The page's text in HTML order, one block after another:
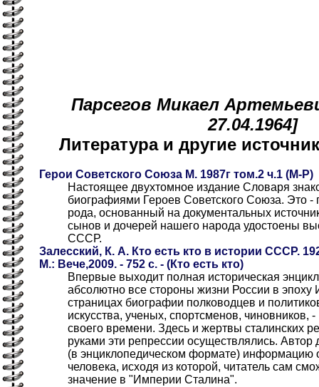
Парсегов Микаел
27.04.1964]
Литература и другие
Герои Советского Союза М. 1987г том.2 ч.1 (М-Р)
Настоящее двухтомное издание Словаря
биографиями Героев Советского Союза. Это -
рода, основанный на документальных
сынов и дочерей нашего народа удостоены
СССР.
Залесский, К. А. Кто есть кто в истории СССР.
М.: Вече,2009. - 752 с. - (Кто есть кто)
Впервые выходит полная историческая
абсолютно все стороны жизни России в
страницах биографии полководцев и
искусства, ученых, спортсменов, чиновников, -
своего времени. Здесь и жертвы сталинских
руками эти репрессии осуществлялись.
(в энциклопедическом формате) информацию
человека, исходя из которой, читатель сам
значение в "Империи Сталина".